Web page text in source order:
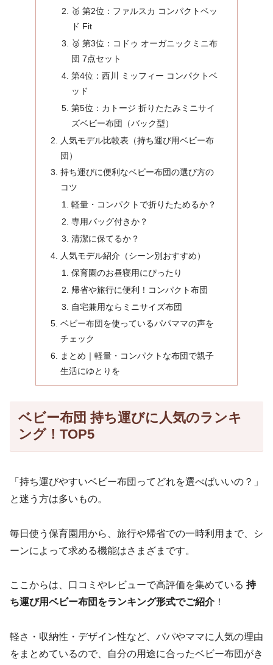
🥈 第2位：ファルスカ コンパクトベッ
ド Fit
🥉 第3位：コドゥ オーガニックミニ布
団 7点セット
第4位：西川 ミッフィー コンパクトベ
ッド
第5位：カトージ 折りたたみミニサイ
ズベビー布団（バック型）
人気モデル比較表（持ち運び用ベビー布
団）
持ち運びに便利なベビー布団の選び方の
コツ
軽量・コンパクトで折りたためるか？
専用バッグ付きか？
清潔に保てるか？
人気モデル紹介（シーン別おすすめ）
保育園のお昼寝用にぴったり
帰省や旅行に便利！コンパクト布団
自宅兼用ならミニサイズ布団
ベビー布団を使っているパパママの声を
チェック
まとめ｜軽量・コンパクトな布団で親子
生活にゆとりを
ベビー布団 持ち運びに人気のランキ
ング！TOP5
「持ち運びやすいベビー布団ってどれを選べばいいの？」
と迷う方は多いもの。
毎日使う保育園用から、旅行や帰省での一時利用まで、シ
ーンによって求める機能はさまざまです。
ここからは、口コミやレビューで高評価を集めている 持
ち運び用ベビー布団をランキング形式でご紹介！
軽さ・収納性・デザイン性など、パパやママに人気の理由
をまとめているので、自分の用途に合ったベビー布団がき